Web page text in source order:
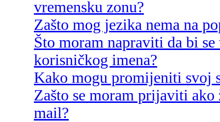
vremensku zonu?
Zašto mog jezika nema na
Što moram napraviti da bi
korisničkog imena?
Kako mogu promijeniti svoj
Zašto se moram prijaviti
mail?